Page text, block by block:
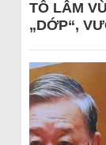
TÔ LÂM
„DỚP“,